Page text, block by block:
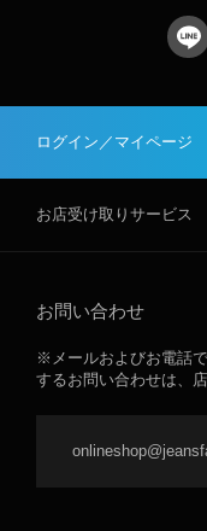
ログイン／マイページ
お店受け取りサービス
お問い合わせ
※メールおよびお電話
するお問い合わせは、